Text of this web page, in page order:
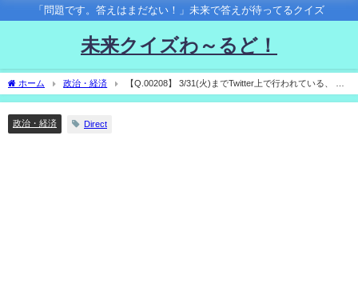
「問題です。答えはまだない！」未来で答えが待ってるクイズ
未来クイズわ～るど！
ホーム 政治・経済
【Q.00208】 3/31(火)までTwitter上で行われている、 ひ
したんくの新作ノベルティのプレゼント企画。 応募〆切時点での、当該tweetのリツイ
政治・経済
Direct